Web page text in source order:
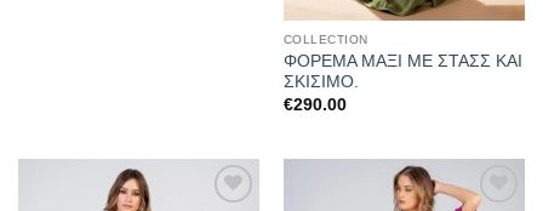
COLLECTION
ΦΟΡΕΜΑ ΜΑΞΙ ΜΕ ΣΤΑΣΣ ΚΑΙ
ΣΚΙΣΙΜΟ.
€290.00